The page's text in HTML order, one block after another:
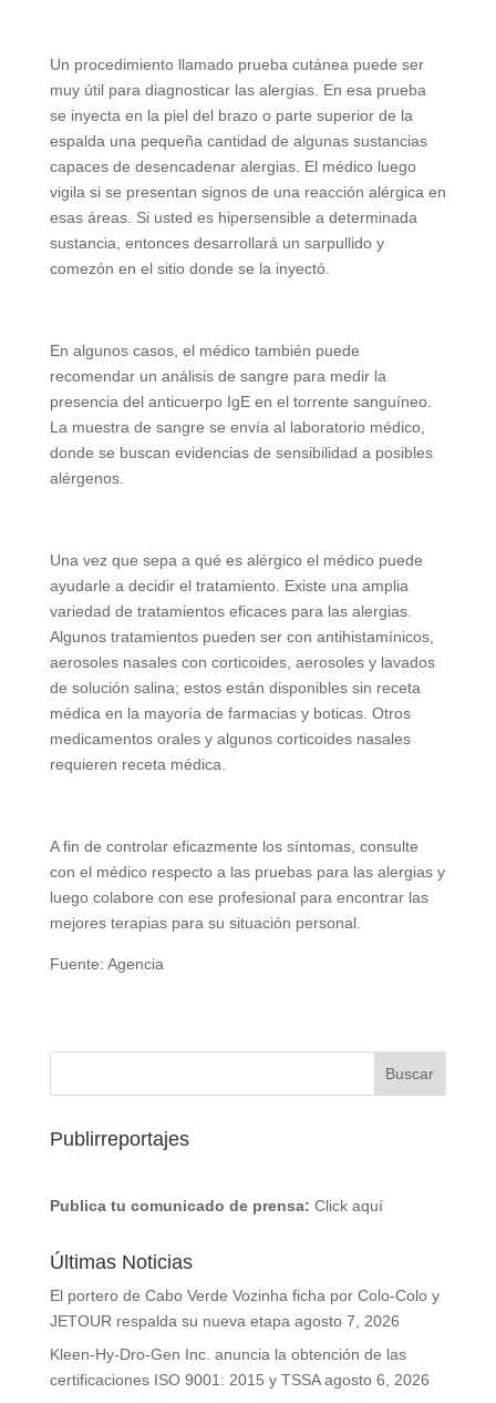
Un procedimiento llamado prueba cutánea puede ser
muy útil para diagnosticar las alergias. En esa prueba
se inyecta en la piel del brazo o parte superior de la
espalda una pequeña cantidad de algunas sustancias
capaces de desencadenar alergias. El médico luego
vigila si se presentan signos de una reacción alérgica en
esas áreas. Si usted es hipersensible a determinada
sustancia, entonces desarrollará un sarpullido y
comezón en el sitio donde se la inyectó.
En algunos casos, el médico también puede
recomendar un análisis de sangre para medir la
presencia del anticuerpo IgE en el torrente sanguíneo.
La muestra de sangre se envía al laboratorio médico,
donde se buscan evidencias de sensibilidad a posibles
alérgenos.
Una vez que sepa a qué es alérgico el médico puede
ayudarle a decidir el tratamiento. Existe una amplia
variedad de tratamientos eficaces para las alergias.
Algunos tratamientos pueden ser con antihistamínicos,
aerosoles nasales con corticoides, aerosoles y lavados
de solución salina; estos están disponibles sin receta
médica en la mayoría de farmacias y boticas. Otros
medicamentos orales y algunos corticoides nasales
requieren receta médica.
A fin de controlar eficazmente los síntomas, consulte
con el médico respecto a las pruebas para las alergias y
luego colabore con ese profesional para encontrar las
mejores terapias para su situación personal.
Fuente: Agencia
Publirreportajes
Publica tu comunicado de prensa: Click aquí
Últimas Noticias
El portero de Cabo Verde Vozinha ficha por Colo-Colo y
JETOUR respalda su nueva etapa agosto 7, 2026
Kleen-Hy-Dro-Gen Inc. anuncia la obtención de las
certificaciones ISO 9001: 2015 y TSSA agosto 6, 2026